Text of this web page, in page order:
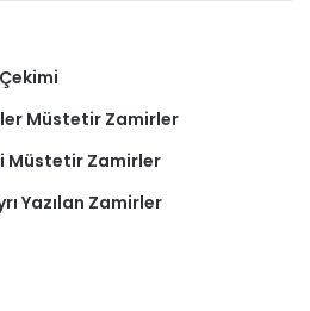
Müstetir Zamirler
Müstetir Zamirler
Yazılan Zamirler